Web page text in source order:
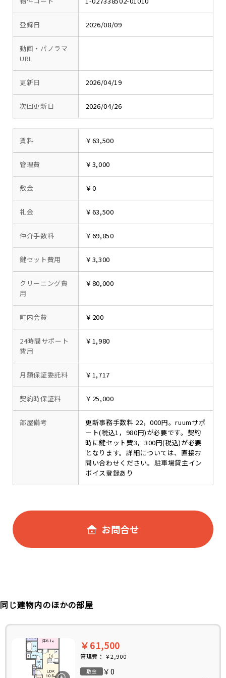
登録日 2026/08/09
動画・パノラマ
URL
更新日 2026/04/19
次回更新日 2026/04/26
賃料 ￥63,500
管理費 ￥3,000
敷金 ￥0
礼金 ￥63,500
仲介手数料 ￥69,850
鍵セット費用 ￥3,300
クリーニング費
用
￥80,000
町内会費 ￥200
24時間サポート
費用
￥1,980
月額保証委託料 ￥1,717
契約時保証料 ￥25,000
部屋備考
更新事務手数料 22，000円。ruumサポ
ート(税込1，980円)が必要です。契約
時に鍵セット費3，300円(税込)が必要
となります。詳細については、直接お
問い合わせください。駐車場貸主イン
ボイス登録あり
お問合せ
同じ建物内のほかの部屋
￥61,500
管理費： ￥2,900
敷金 ￥0